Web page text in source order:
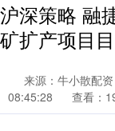
沪深策略 融
矿扩产项目
来源：牛小散配资
08:45:28
查看：